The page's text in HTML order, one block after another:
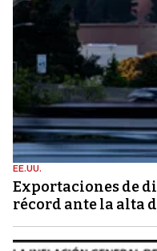
EE.UU.
Exportaciones de
récord ante la alta